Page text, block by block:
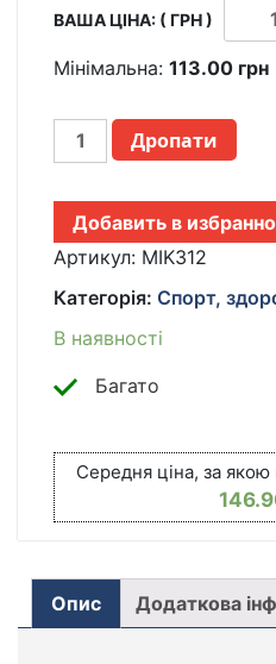
ВАША ЦІНА: ( ГРН )
Мінімальна: 113.00 грн
ПОРТАТИВНЫЙ
БЛЕНДЕР
300
МЛ
АККУМУЛЯТОРНЫЙ
1200
MAH
КОМПАКТНЫЙ
Дропати
Добавить в
Артикул: MIK312
Категорія: Спорт,
В наявності
Багато
Середня ціна, за
Опис Додаткова